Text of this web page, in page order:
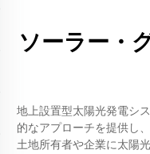
ソーラー・
地上設置型太陽光発電シ
的なアプローチを提供し
土地所有者や企業に太陽